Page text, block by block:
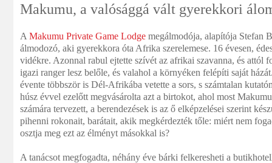
Makumu, a valósággá vált gyerekkori
A Makumu Private Game Lodge megálmodója, alapítója Stefan
álmodozó, aki gyerekkora óta Afrika szerelemese. 16 évesen,
vidékre. Azonnal rabul ejtette szívét az afrikai szavanna, és attól
igazi ranger lesz belőle, és valahol a környéken felépíti saját
évente többször is Dél-Afrikába vetette a sors, s számtalan
húsz évvel ezelőtt megvásárolta azt a birtokot, ahol most
számára tervezett, a berendezések is az ő elképzelései szerint
pihenni rokonait, barátait, akik megkérdezték tőle: miért nem
osztja meg ezt az élményt másokkal is?
A tanácsot megfogadta, néhány éve bárki felkeresheti a